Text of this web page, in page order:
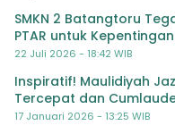
SMKN 2 Batangtoru
PTAR untuk
22 Juli 2026 - 18:42 WIB
Inspiratif! Maulidiyah
Tercepat dan
17 Januari 2026 - 13:25 WIB